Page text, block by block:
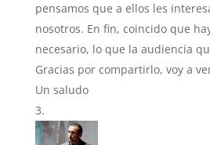
pensamos que a ellos les
nosotros. En fin, coincido que
necesario, lo que la audiencia
Gracias por compartirlo, voy a
Un saludo